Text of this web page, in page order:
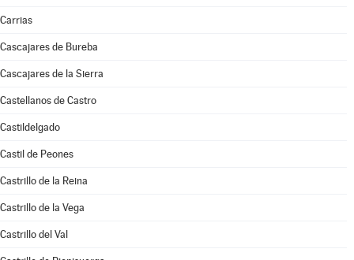
Carrias
Cascajares de Bureba
Cascajares de la Sierra
Castellanos de Castro
Castildelgado
Castil de Peones
Castrillo de la Reina
Castrillo de la Vega
Castrillo del Val